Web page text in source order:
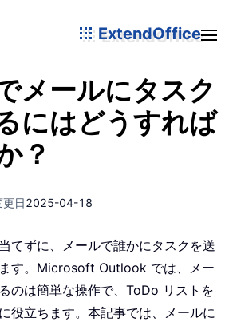
ExtendOffice
メールにタスク
にはどうすれば
？
更日2025-04-18
てずに、メールで誰かにタスクを送
す。Microsoft Outlook では、メー
のは簡単な操作で、ToDo リストを
役立ちます。本記事では、メールに